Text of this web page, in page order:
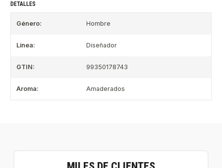
DETALLES
Género: Hombre
Linea: Diseñador
GTIN: 99350178743
Aroma: Amaderados